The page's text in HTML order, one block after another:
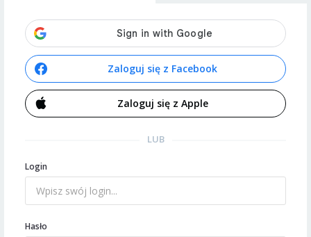
Zaloguj się z Facebook
Zaloguj się z Apple
LUB
Login
Hasło